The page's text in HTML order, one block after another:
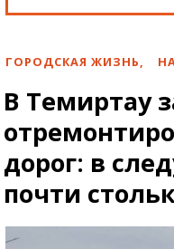
Афиша
Театры
Спорт
Выставки
Цирк и зоопарк
Карты
Web-камеры
ГОРОДСКАЯ ЖИЗНЬ,
В Темиртау
дорог: в
почти